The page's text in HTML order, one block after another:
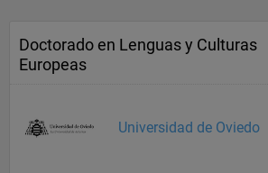
Doctorado en Lenguas y Culturas
Europeas
Universidad de Oviedo